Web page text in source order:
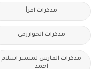
مذكرات اقرأ
مذكرات الخوارزمى
مذكرات الفارس لمستر اسلام
احمد